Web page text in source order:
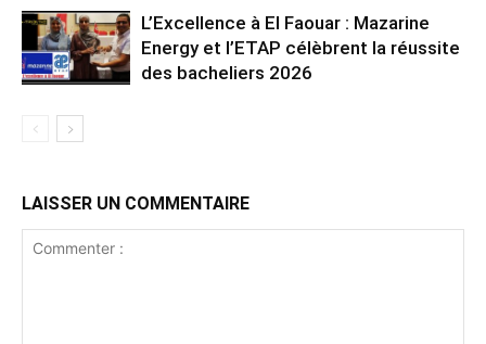
L’Excellence à El Faouar : Mazarine
Energy et l’ETAP célèbrent la réussite
des bacheliers 2026
LAISSER UN COMMENTAIRE